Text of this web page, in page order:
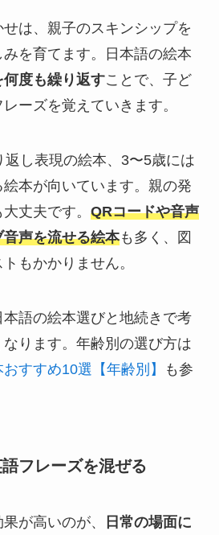
は、親子のスキンシップを
を育てます。日本語の絵本
何度も繰り返すことで、子ど
ーズを覚えていきます。
し表現の絵本、3〜5歳には
本が向いています。親の発
丈夫です。 QRコードや音声
声を流せる絵本も多く、図
もかかりません。
語の絵本選びと地続きで考
ります。年齢別の選び方は
すすめ10選【年齢別】
も参
フレーズを混ぜる
が高いのが、
日常の場面に